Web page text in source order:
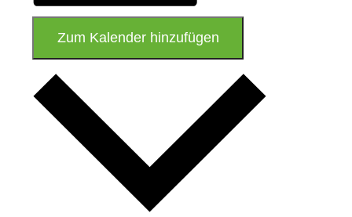
Zum Kalender hinzufügen